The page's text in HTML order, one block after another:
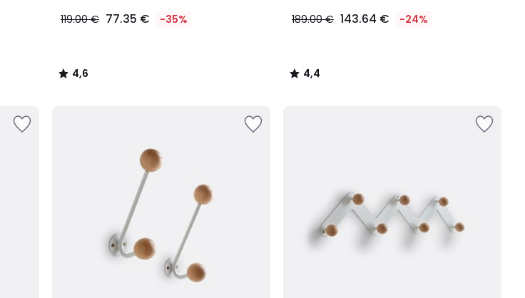
119.00 € 77.35 € -35%
4,6
/
189.00 € 143.64 € -24%
4,4
/